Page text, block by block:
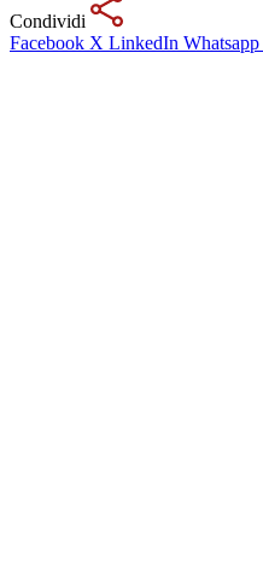
Condividi
Facebook X LinkedIn Whatsapp